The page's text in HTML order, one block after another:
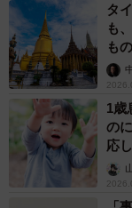
タ
も
も
1歳
の
応
出